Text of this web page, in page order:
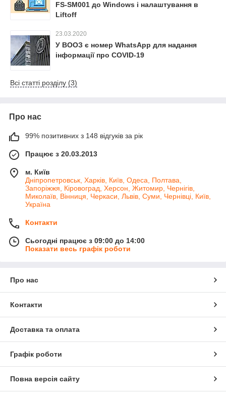
FS-SM001 до Windows і налаштування в
Liftoff
23.03.2020
У ВООЗ є номер WhatsApp для надання
інформації про COVID-19
Всі статті розділу (3)
Про нас
99% позитивних з 148 відгуків за рік
Працює з 20.03.2013
м. Київ
Дніпропетровськ, Харків, Київ, Одеса, Полтава,
Запоріжжя, Кіровоград, Херсон, Житомир, Чернігів,
Миколаїв, Вінниця, Черкаси, Львів, Суми, Чернівці, Київ,
Україна
Контакти
Сьогодні працює з 09:00 до 14:00
Показати весь графік роботи
Про нас
Контакти
Доставка та оплата
Графік роботи
Повна версія сайту